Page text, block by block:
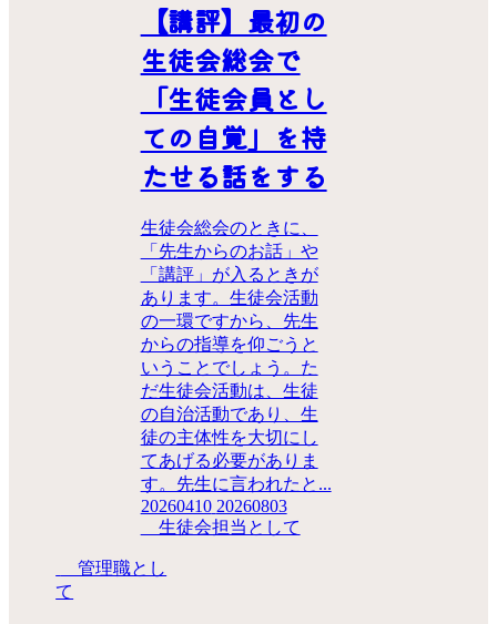
【講評】最初の
生徒会総会で
「生徒会員とし
ての自覚」を持
たせる話をする
生徒会総会のときに、
「先生からのお話」や
「講評」が入るときが
あります。生徒会活動
の一環ですから、先生
からの指導を仰ごうと
いうことでしょう。た
だ生徒会活動は、生徒
の自治活動であり、生
徒の主体性を大切にし
てあげる必要がありま
す。先生に言われたと...
20260410 20260803
生徒会担当として
管理職とし
て